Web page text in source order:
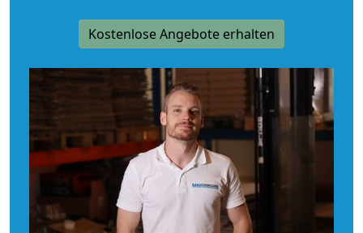
Kostenlose Angebote erhalten